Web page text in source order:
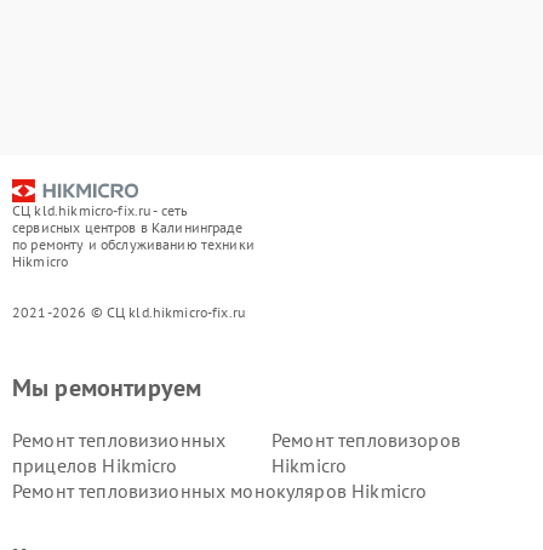
СЦ kld.hikmicro-fix.ru - сеть
сервисных центров в Калининграде
по ремонту и обслуживанию техники
Hikmicro
2021-2026 © СЦ kld.hikmicro-fix.ru
Мы ремонтируем
Ремонт тепловизионных
прицелов Hikmicro
Ремонт тепловизоров
Hikmicro
Ремонт тепловизионных монокуляров Hikmicro